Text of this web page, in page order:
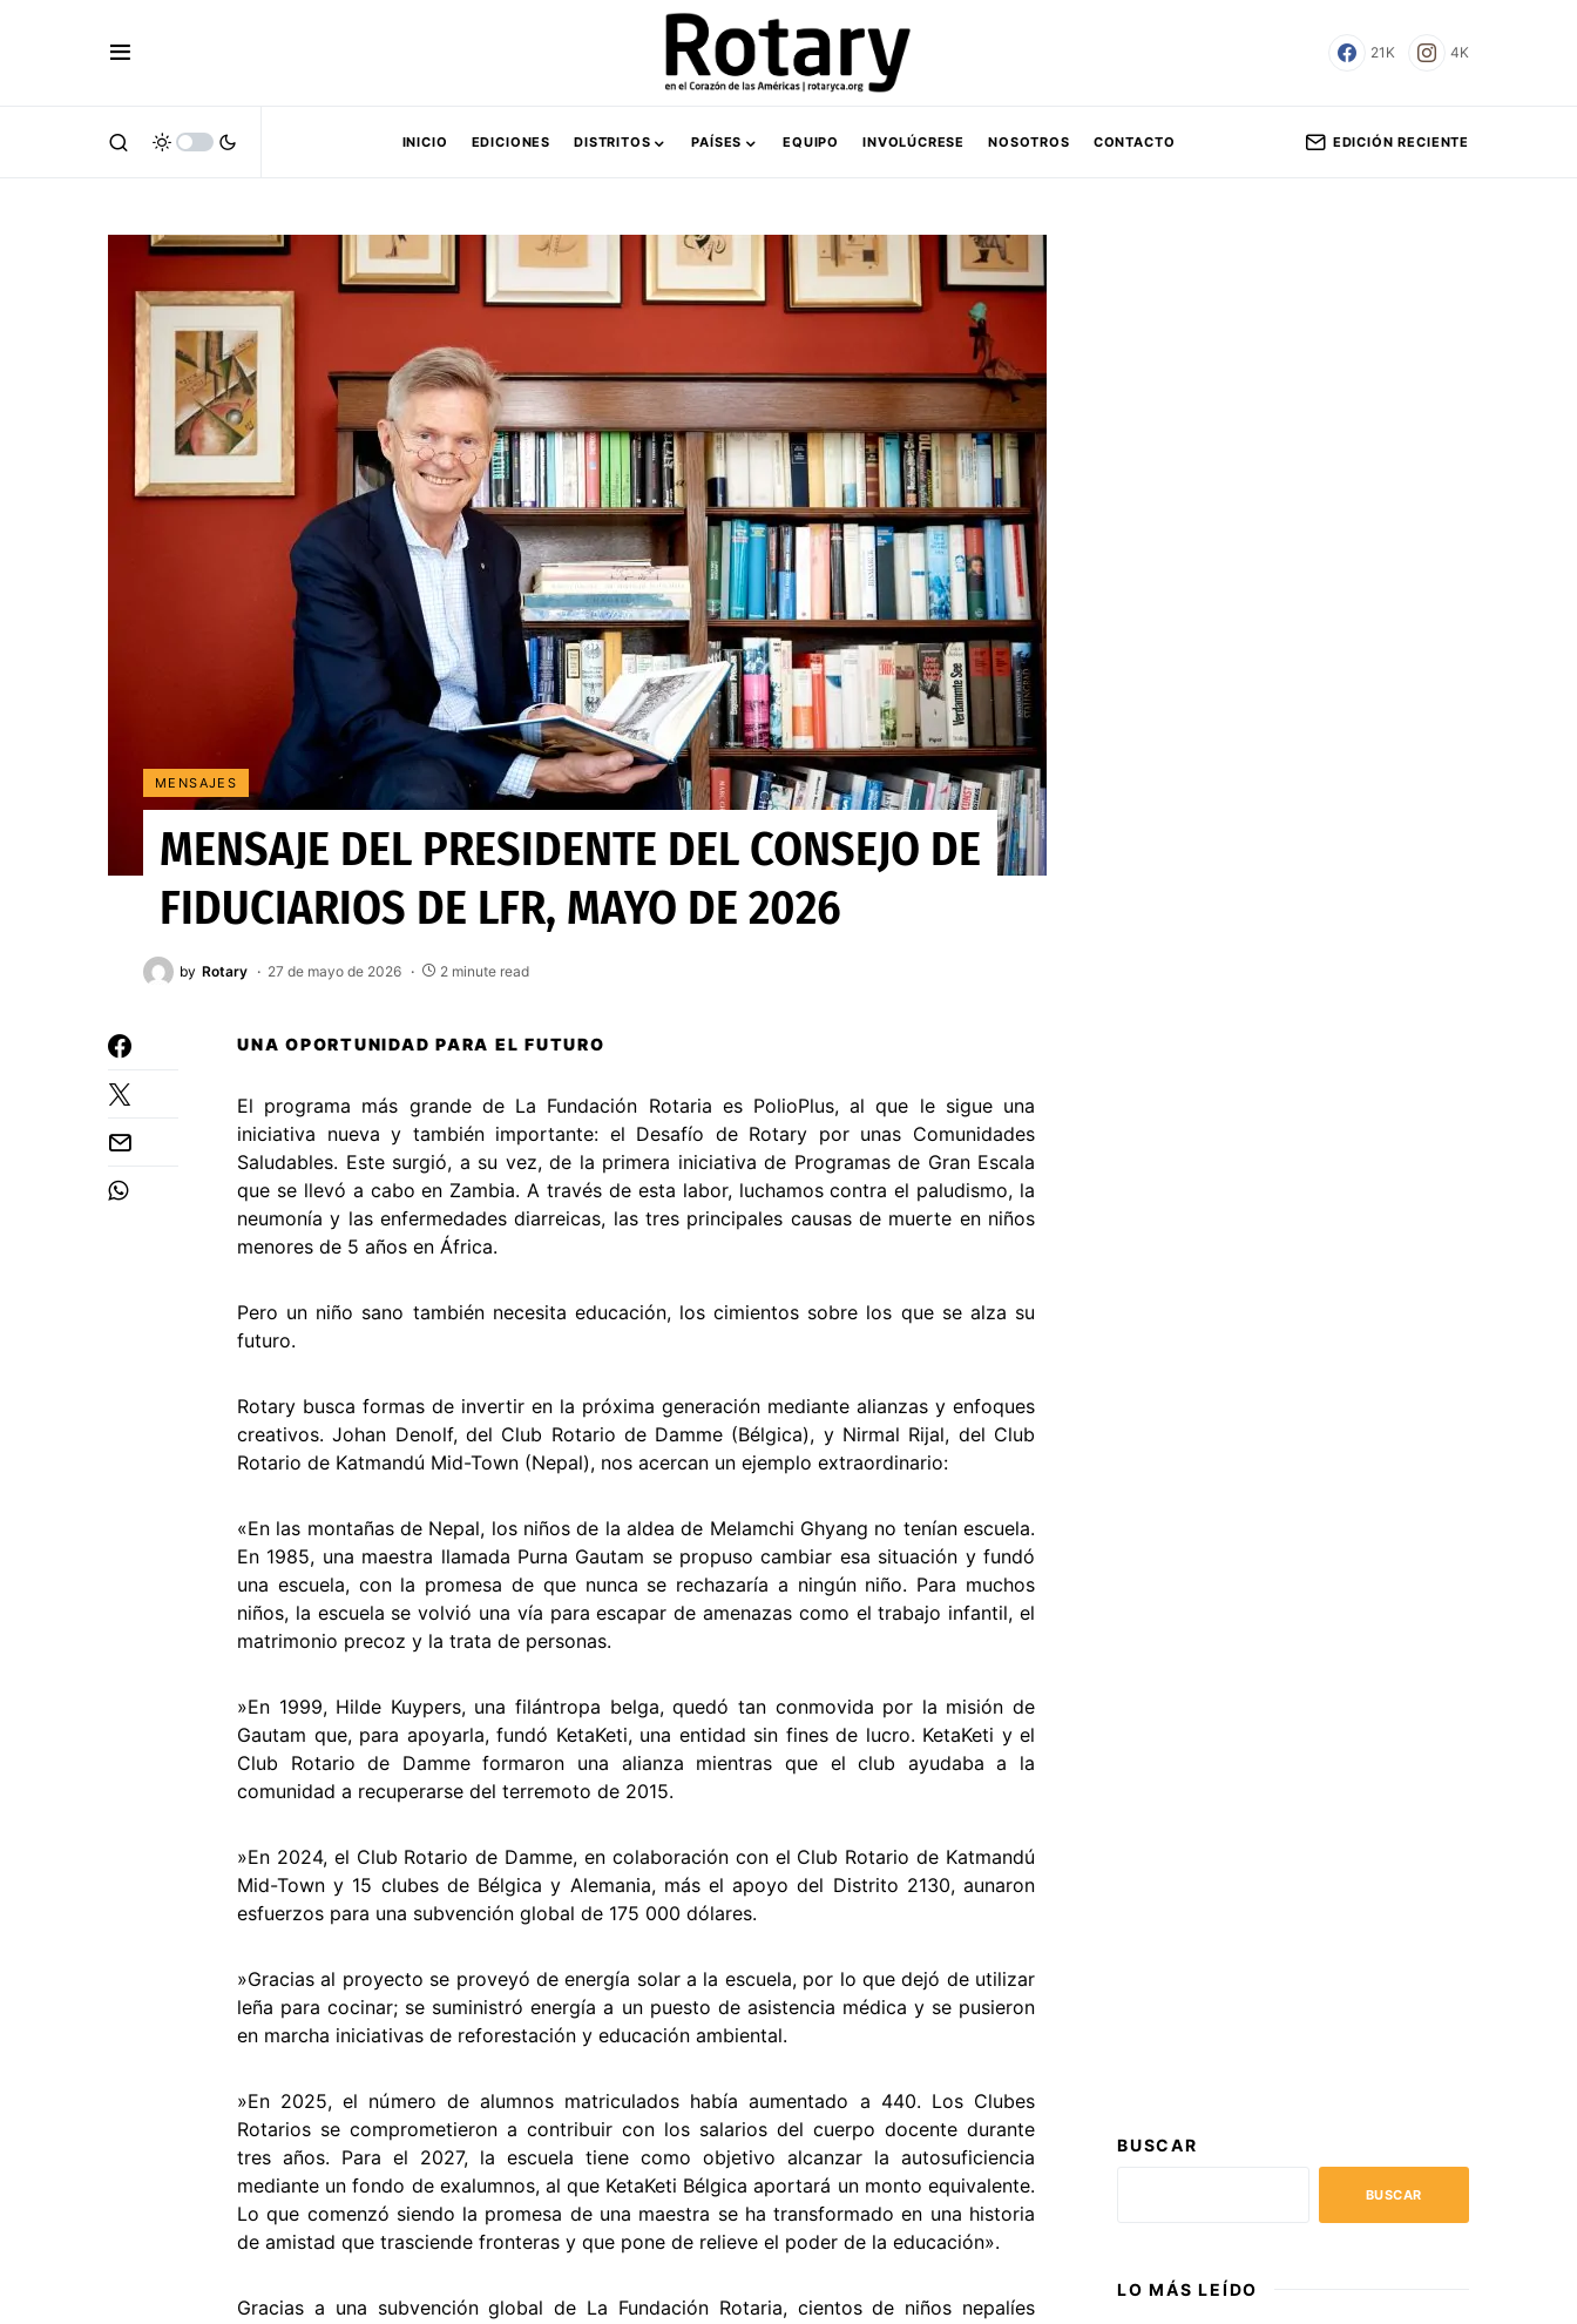
21K 4K
INICIO EDICIONES DISTRITOS PAÍSES EQUIPO INVOLÚCRESE NOSOTROS CONTACTO EDICIÓN RECIENTE
MENSAJES
MENSAJE DEL PRESIDENTE DEL CONSEJO DE
FIDUCIARIOS DE LFR, MAYO DE 2026
by Rotary 27 de mayo de 2026 2 minute read
UNA OPORTUNIDAD PARA EL FUTURO
El programa más grande de La Fundación Rotaria es PolioPlus, al que le sigue una
iniciativa nueva y también importante: el Desafío de Rotary por unas Comunidades
Saludables. Este surgió, a su vez, de la primera iniciativa de Programas de Gran Escala
que se llevó a cabo en Zambia. A través de esta labor, luchamos contra el paludismo, la
neumonía y las enfermedades diarreicas, las tres principales causas de muerte en niños
menores de 5 años en África.
Pero un niño sano también necesita educación, los cimientos sobre los que se alza su
futuro.
Rotary busca formas de invertir en la próxima generación mediante alianzas y enfoques
creativos. Johan Denolf, del Club Rotario de Damme (Bélgica), y Nirmal Rijal, del Club
Rotario de Katmandú Mid-Town (Nepal), nos acercan un ejemplo extraordinario:
«En las montañas de Nepal, los niños de la aldea de Melamchi Ghyang no tenían escuela.
En 1985, una maestra llamada Purna Gautam se propuso cambiar esa situación y fundó
una escuela, con la promesa de que nunca se rechazaría a ningún niño. Para muchos
niños, la escuela se volvió una vía para escapar de amenazas como el trabajo infantil, el
matrimonio precoz y la trata de personas.
»En 1999, Hilde Kuypers, una filántropa belga, quedó tan conmovida por la misión de
Gautam que, para apoyarla, fundó KetaKeti, una entidad sin fines de lucro. KetaKeti y el
Club Rotario de Damme formaron una alianza mientras que el club ayudaba a la
comunidad a recuperarse del terremoto de 2015.
»En 2024, el Club Rotario de Damme, en colaboración con el Club Rotario de Katmandú
Mid-Town y 15 clubes de Bélgica y Alemania, más el apoyo del Distrito 2130, aunaron
esfuerzos para una subvención global de 175 000 dólares.
»Gracias al proyecto se proveyó de energía solar a la escuela, por lo que dejó de utilizar
leña para cocinar; se suministró energía a un puesto de asistencia médica y se pusieron
en marcha iniciativas de reforestación y educación ambiental.
»En 2025, el número de alumnos matriculados había aumentado a 440. Los Clubes
Rotarios se comprometieron a contribuir con los salarios del cuerpo docente durante
tres años. Para el 2027, la escuela tiene como objetivo alcanzar la autosuficiencia
mediante un fondo de exalumnos, al que KetaKeti Bélgica aportará un monto equivalente.
Lo que comenzó siendo la promesa de una maestra se ha transformado en una historia
de amistad que trasciende fronteras y que pone de relieve el poder de la educación».
Gracias a una subvención global de La Fundación Rotaria, cientos de niños nepalíes
BUSCAR
BUSCAR
LO MÁS LEÍDO